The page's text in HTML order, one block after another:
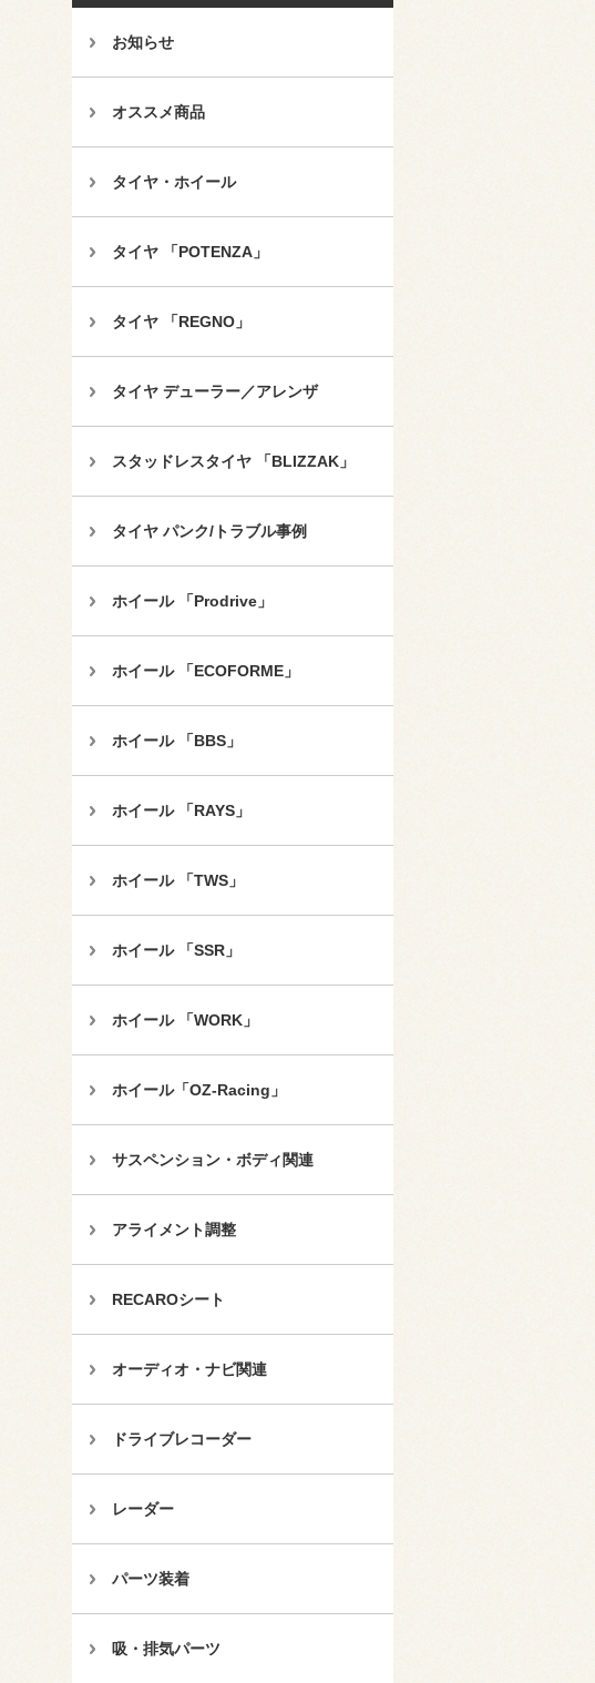
お知らせ
オススメ商品
タイヤ・ホイール
タイヤ 「POTENZA」
タイヤ 「REGNO」
タイヤ デューラー／アレンザ
スタッドレスタイヤ 「BLIZZAK」
タイヤ パンク/トラブル事例
ホイール 「Prodrive」
ホイール 「ECOFORME」
ホイール 「BBS」
ホイール 「RAYS」
ホイール 「TWS」
ホイール 「SSR」
ホイール 「WORK」
ホイール「OZ-Racing」
サスペンション・ボディ関連
アライメント調整
RECAROシート
オーディオ・ナビ関連
ドライブレコーダー
レーダー
パーツ装着
吸・排気パーツ